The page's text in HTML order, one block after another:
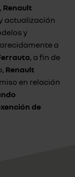
Renault
actualización
y
a
, a fin de
Renault
en relación
de